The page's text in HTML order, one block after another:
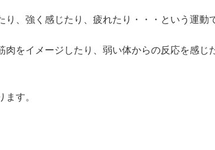
り、強く感じたり、疲れたり・・・という運動
肉をイメージしたり、弱い体からの反応を感じ
ます。